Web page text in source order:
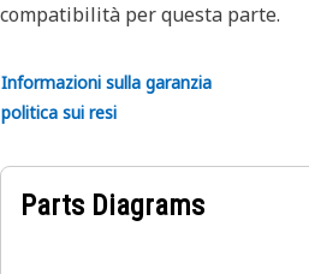
compatibilità per questa parte.
Informazioni sulla garanzia
politica sui resi
Parts Diagrams